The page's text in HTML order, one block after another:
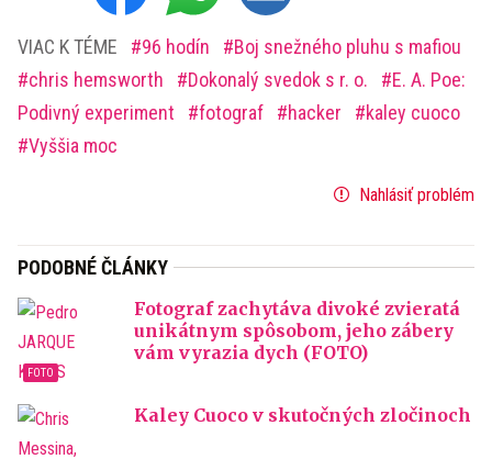
VIAC K TÉME 96 hodín
Boj snežného pluhu s mafiou
chris hemsworth
Dokonalý svedok s r. o.
E. A. Poe:
Podivný experiment
fotograf hacker
kaley cuoco
Vyššia moc
Nahlásiť problém
PODOBNÉ ČLÁNKY
Fotograf zachytáva divoké zvieratá
unikátnym spôsobom, jeho zábery
vám vyrazia dych (FOTO)
Kaley Cuoco v skutočných zločinoch